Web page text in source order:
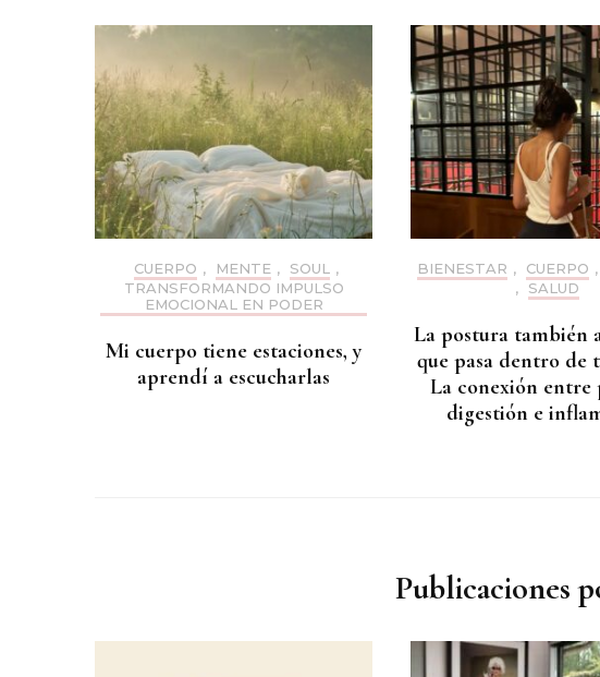
CUERPO , MENTE , SOUL
,
TRANSFORMANDO IMPULSO
EMOCIONAL EN PODER
Mi cuerpo tiene estaciones, y
aprendí a escucharlas
BIENESTAR , CUERPO ,
,
SALUD
La postura también
que pasa dentro de
La conexión entre
digestión e
Publicaciones